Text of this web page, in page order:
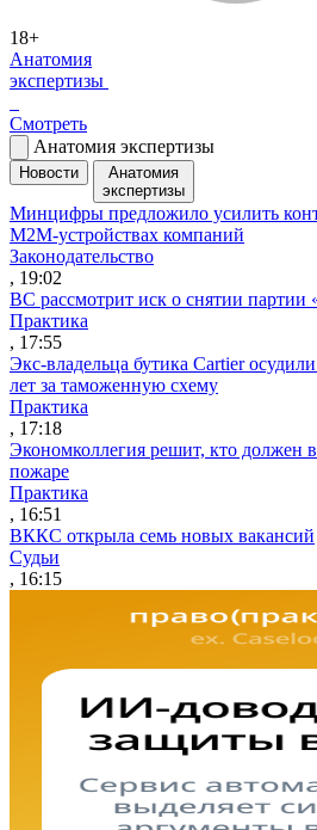
18+
Анатомия
экспертизы
Смотреть
Анатомия экспертизы
Новости
Анатомия
экспертизы
Минцифры предложило усилить
M2M-устройствах компаний
Законодательство
, 19:02
ВС рассмотрит иск о снятии партии
Практика
, 17:55
Экс-владельца бутика Cartier
лет за таможенную схему
Практика
, 17:18
Экономколлегия решит, кто должен
пожаре
Практика
, 16:51
ВККС открыла семь новых вакансий
Судьи
, 16:15